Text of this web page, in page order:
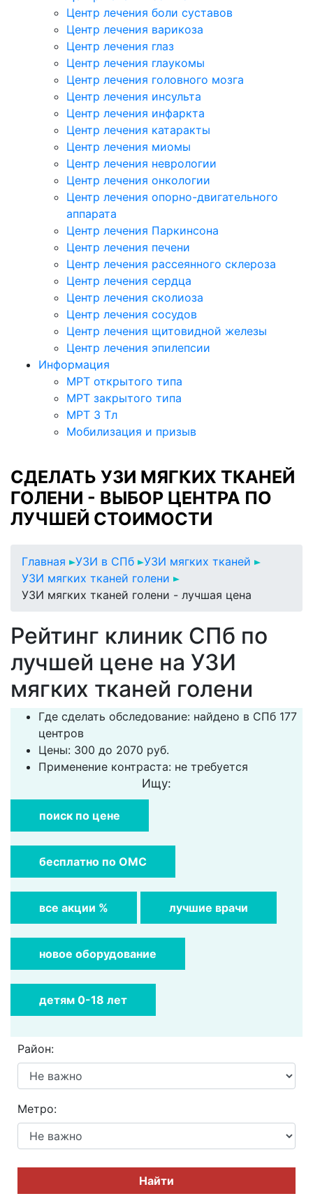
Центр лечения боли суставов
Центр лечения варикоза
Центр лечения глаз
Центр лечения глаукомы
Центр лечения головного мозга
Центр лечения инсульта
Центр лечения инфаркта
Центр лечения катаракты
Центр лечения миомы
Центр лечения неврологии
Центр лечения онкологии
Центр лечения опорно-двигательного
аппарата
Центр лечения Паркинсона
Центр лечения печени
Центр лечения рассеянного склероза
Центр лечения сердца
Центр лечения сколиоза
Центр лечения сосудов
Центр лечения щитовидной железы
Центр лечения эпилепсии
Информация
МРТ открытого типа
МРТ закрытого типа
МРТ 3 Тл
Мобилизация и призыв
СДЕЛАТЬ УЗИ МЯГКИХ ТКАНЕЙ
ГОЛЕНИ - ВЫБОР ЦЕНТРА ПО
ЛУЧШЕЙ СТОИМОСТИ
Главная УЗИ в СПб
УЗИ мягких тканей
УЗИ мягких тканей голени
УЗИ мягких тканей голени - лучшая цена
Рейтинг клиник СПб по
лучшей цене на УЗИ
мягких тканей голени
Где сделать обследование: найдено в СПб 177
центров
Цены: 300 до 2070 руб.
Применение контраста: не требуется
Ищу:
поиск по цене
бесплатно по ОМС
все акции % лучшие врачи
новое оборудование
детям 0-18 лет
Район:
Метро:
Найти